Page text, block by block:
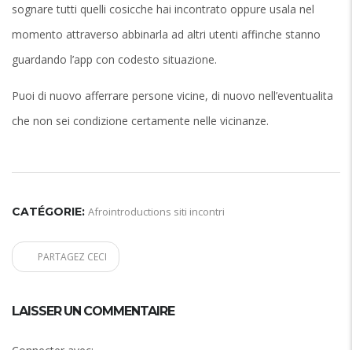
sognare tutti quelli cosicche hai incontrato oppure usala nel
momento attraverso abbinarla ad altri utenti affinche stanno
guardando l’app con codesto situazione.
Puoi di nuovo afferrare persone vicine, di nuovo nell’eventualita
che non sei condizione certamente nelle vicinanze.
CATÉGORIE: Afrointroductions siti incontri
PARTAGEZ CECI
LAISSER UN COMMENTAIRE